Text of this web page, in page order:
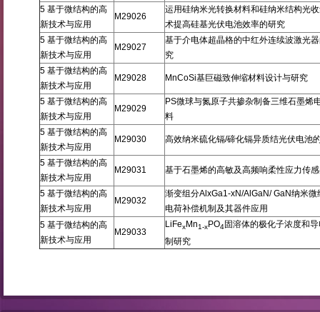
5 基于微结构的高
新技术与应用
M29026
运用硅纳米光转换材料和硅纳米结构光
术提高硅基光伏电池效率的研究
5 基于微结构的高
新技术与应用
M29027
基于介电体超晶格的中红外连续波激光
究
5 基于微结构的高
新技术与应用
M29028 MnCoSi基巨磁致伸缩材料设计与研究
5 基于微结构的高
新技术与应用
M29029
PS微球与氮原子共掺杂制备三维石墨烯
料
5 基于微结构的高
新技术与应用
M29030 高效纳米硫化镉/碲化镉异质结光伏电池
5 基于微结构的高
新技术与应用
M29031 基于石墨烯的高敏及高频响柔性应力传
5 基于微结构的高
新技术与应用
M29032
渐变组分AlxGa1-xN/AlGaN/ GaN纳米微
电荷补偿机制及其器件应用
5 基于微结构的高
新技术与应用
M29033
LiFexMn1-xPO4固溶体的极化子浓度和
制研究